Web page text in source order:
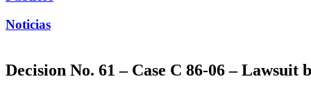
Noticias
Decision No. 61 – Case C 86-06 –